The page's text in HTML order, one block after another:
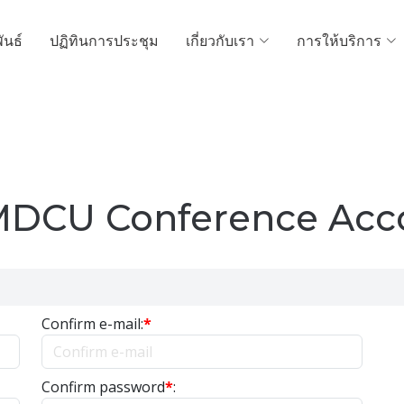
นธ์ ปฏิทินการประชุม เกี่ยวกับเรา การให้บริการ
Conference
Confirm e-mail:*
Confirm password*: